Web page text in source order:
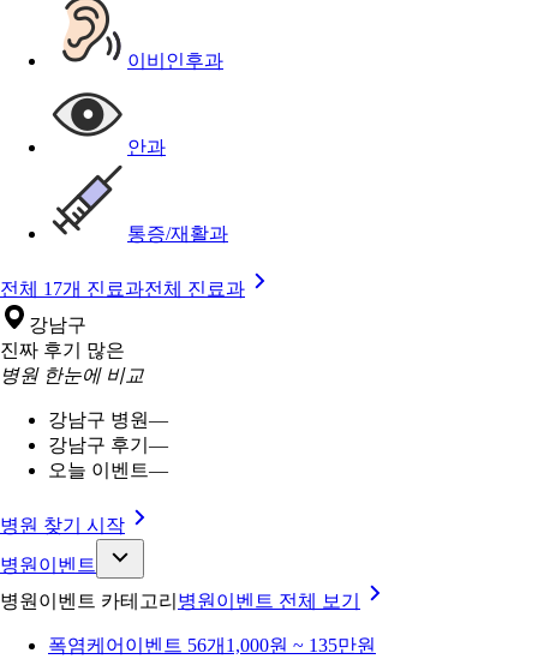
이비인후과
안과
통증/재활과
전체 17개 진료과전체 진료과
강남구
진짜 후기 많은
병원 한눈에 비교
강남구 병원—
강남구 후기 —
오늘 이벤트—
병원 찾기 시작
병원이벤트
병원이벤트 카테고리 병원이벤트 전체 보기
폭염케어 이벤트 56개 1,000원 ~ 135만원